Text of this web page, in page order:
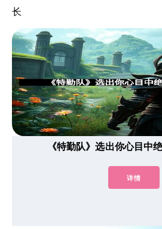
长
《特勤队》选出你心目中
详情